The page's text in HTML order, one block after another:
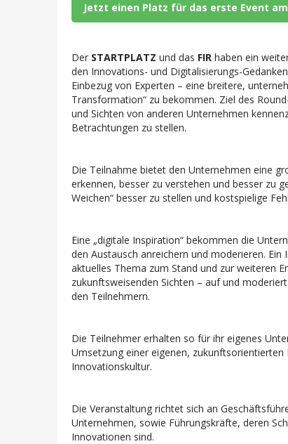
Jetzt einen Platz für das erste Event
Der STARTPLATZ und das FIR haben ein
den Innovations- und Digitalisierungs-
Einbezug von Experten – eine breitere,
Transformation“ zu bekommen. Ziel des
und Sichten von anderen Unternehmen
Betrachtungen zu stellen.
Die Teilnahme bietet den Unternehmen eine
erkennen, besser zu verstehen und besser zu
Weichen“ besser zu stellen und kostspielige
Eine „digitale Inspiration“ bekommen die
den Austausch anreichern und moderieren.
aktuelles Thema zum Stand und zur weiteren
zukunftsweisenden Sichten – auf und
den Teilnehmern.
Die Teilnehmer erhalten so für ihr eigenes
Umsetzung einer eigenen,
Innovationskultur.
Die Veranstaltung richtet sich an
Unternehmen, sowie Führungskräfte, deren
Innovationen sind.